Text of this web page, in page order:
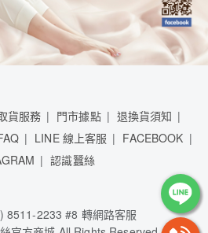
貨服務 門市據點
退換貨須知
LINE 線上客服
FACEBOOK
認識蠶絲
8511-2233 #8 轉網路客服